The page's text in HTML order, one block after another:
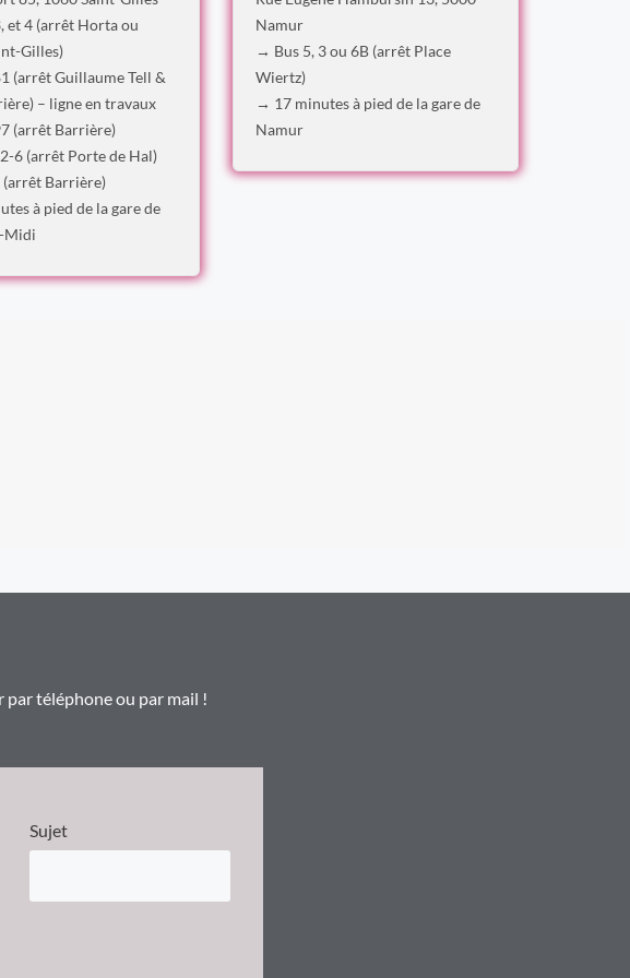
et 4 (arrêt Horta ou
Gilles)
(arrêt Guillaume Tell &
– ligne en travaux
(arrêt Barrière)
6 (arrêt Porte de Hal)
Barrière)
à pied de la gare de
Midi
Namur
→ Bus 5, 3 ou 6B (arrêt Place
Wiertz)
→ 17 minutes à pied de la gare de
Namur
téléphone ou par mail !
Sujet